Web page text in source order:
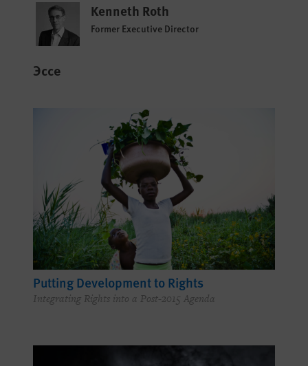
Kenneth Roth
Former Executive Director
Эссе
Putting Development to Rights
Integrating Rights into a Post-2015 Agenda